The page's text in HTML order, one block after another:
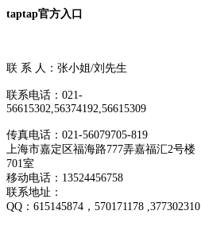
taptap官方入口
联 系 人：张小姐/刘先生
联系电话：021-
56615302,56374192,56615309
传真电话：021-56079705-819
上海市嘉定区福海路777弄嘉福汇2号楼
701室
移动电话：13524456758
联系地址：
QQ： 615145874 ，570171178 ,377302310